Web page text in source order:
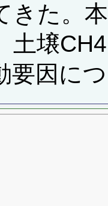
きた。
土壌
要因に